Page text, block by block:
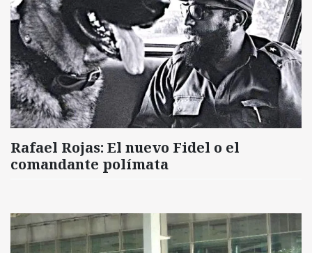
Rafael Rojas: El nuevo Fidel o el
comandante polímata